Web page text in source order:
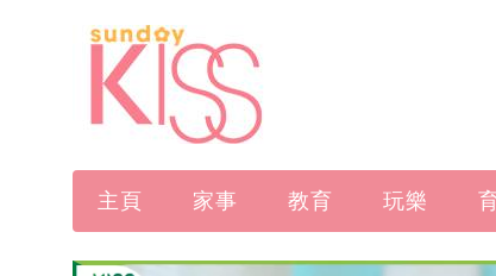
主頁 家事 教育 玩樂